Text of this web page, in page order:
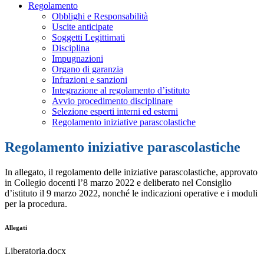
Regolamento
Obblighi e Responsabilità
Uscite anticipate
Soggetti Legittimati
Disciplina
Impugnazioni
Organo di garanzia
Infrazioni e sanzioni
Integrazione al regolamento d’istituto
Avvio procedimento disciplinare
Selezione esperti interni ed esterni
Regolamento iniziative parascolastiche
Regolamento iniziative parascolastiche
In allegato, il regolamento delle iniziative parascolastiche, approvato
in Collegio docenti l’8 marzo 2022 e deliberato nel Consiglio
d’istituto il 9 marzo 2022, nonché le indicazioni operative e i moduli
per la procedura.
Allegati
Liberatoria.docx